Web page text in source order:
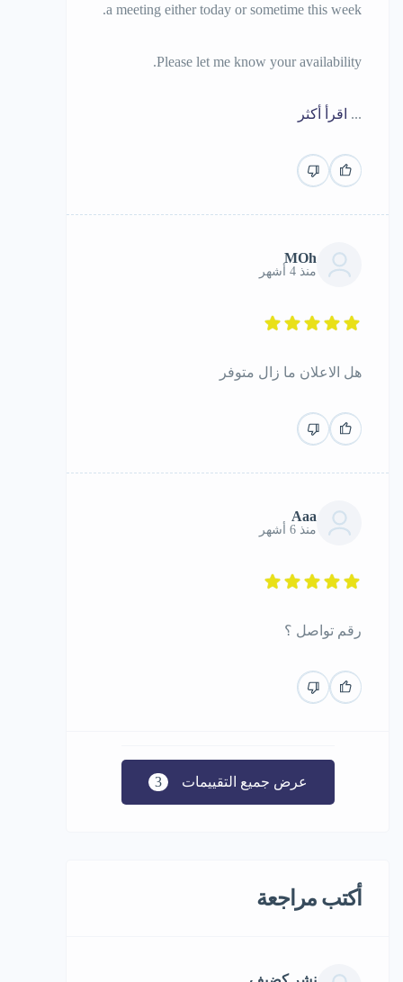
a meeting either today or sometime this week.
Please let me know your availability.
... اقرأ أكثر
MOh
منذ 4 أشهر
هل الاعلان ما زال متوفر
Aaa
منذ 6 أشهر
رقم تواصل ؟
عرض جميع التقييمات 3
أكتب مراجعة